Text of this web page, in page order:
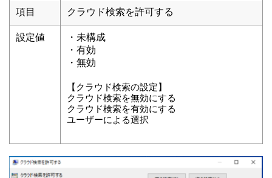
項目 クラウド検索を許可する
設定値
・未構成
・有効
・無効
【クラウド検索の設定】
クラウド検索を無効にする
クラウド検索を有効にする
ユーザーによる選択